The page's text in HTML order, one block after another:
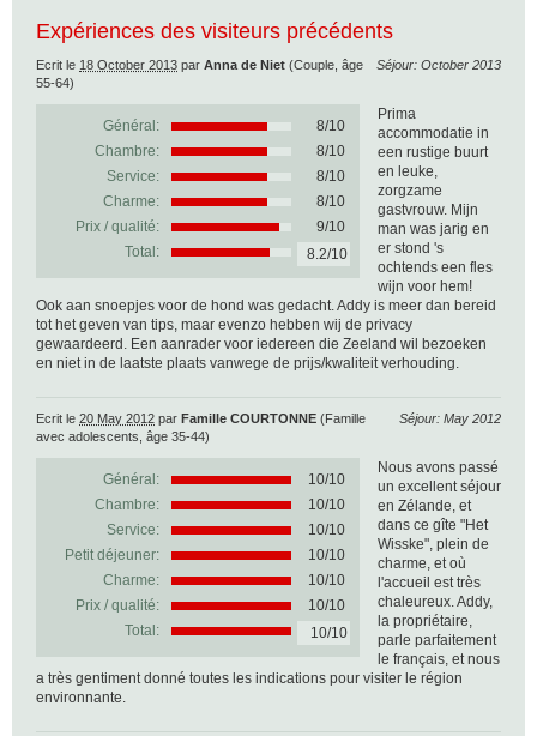
Expériences des visiteurs précédents
Séjour: October 2013
Ecrit le 18 October 2013 par Anna de Niet (Couple, âge
55-64)
Général: 8/10
Chambre:
8/10
Service:
8/10
Charme:
8/10
Prix / qualité:
9/10
Total:
8.2/10
Prima
accommodatie in
een rustige buurt
en leuke,
zorgzame
gastvrouw. Mijn
man was jarig en
er stond 's
ochtends een fles
wijn voor hem!
Ook aan snoepjes voor de hond was gedacht. Addy is meer dan bereid
tot het geven van tips, maar evenzo hebben wij de privacy
gewaardeerd. Een aanrader voor iedereen die Zeeland wil bezoeken
en niet in de laatste plaats vanwege de prijs/kwaliteit verhouding.
Séjour: May 2012
Ecrit le 20 May 2012 par Famille COURTONNE (Famille
avec adolescents, âge 35-44)
Général: 10/10
Chambre:
10/10
Service:
10/10
Petit déjeuner:
10/10
Charme:
10/10
Prix / qualité:
10/10
Total:
10/10
Nous avons passé
un excellent séjour
en Zélande, et
dans ce gîte "Het
Wisske", plein de
charme, et où
l'accueil est très
chaleureux. Addy,
la propriétaire,
parle parfaitement
le français, et nous
a très gentiment donné toutes les indications pour visiter le région
environnante.